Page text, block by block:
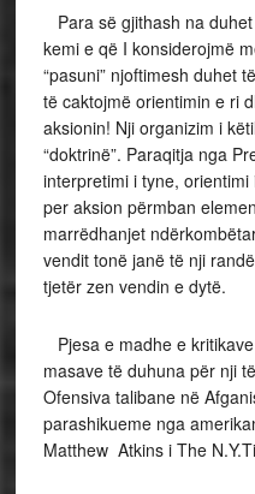
Para së gjithash na
kemi e që I konsiderojmë
“pasuni” njoftimesh duhet
të caktojmë orientimin e ri
aksionin! Nji organizim i
“doktrinë”. Paraqitja nga
interpretimi i tyne,
per aksion përmban
marrëdhanjet
vendit tonë janë të nji
tjetër zen vendin e dytë.
Pjesa e madhe e
masave të duhuna për nji
Ofensiva talibane në
parashikueme nga
Matthew Atkins i The